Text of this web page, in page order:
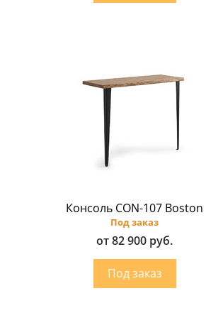
Консоль CON-107 Boston
Под заказ
от 82 900 руб.